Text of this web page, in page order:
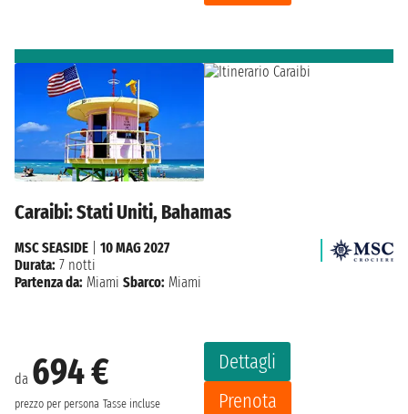
Caraibi: Stati Uniti, Bahamas
da 694 €
prezzo per persona Tasse incluse
Dettagli
Prenota
MSC SEASIDE
10 MAG 2027
Durata: 7 notti
Partenza da: Miami Sbarco: Miami